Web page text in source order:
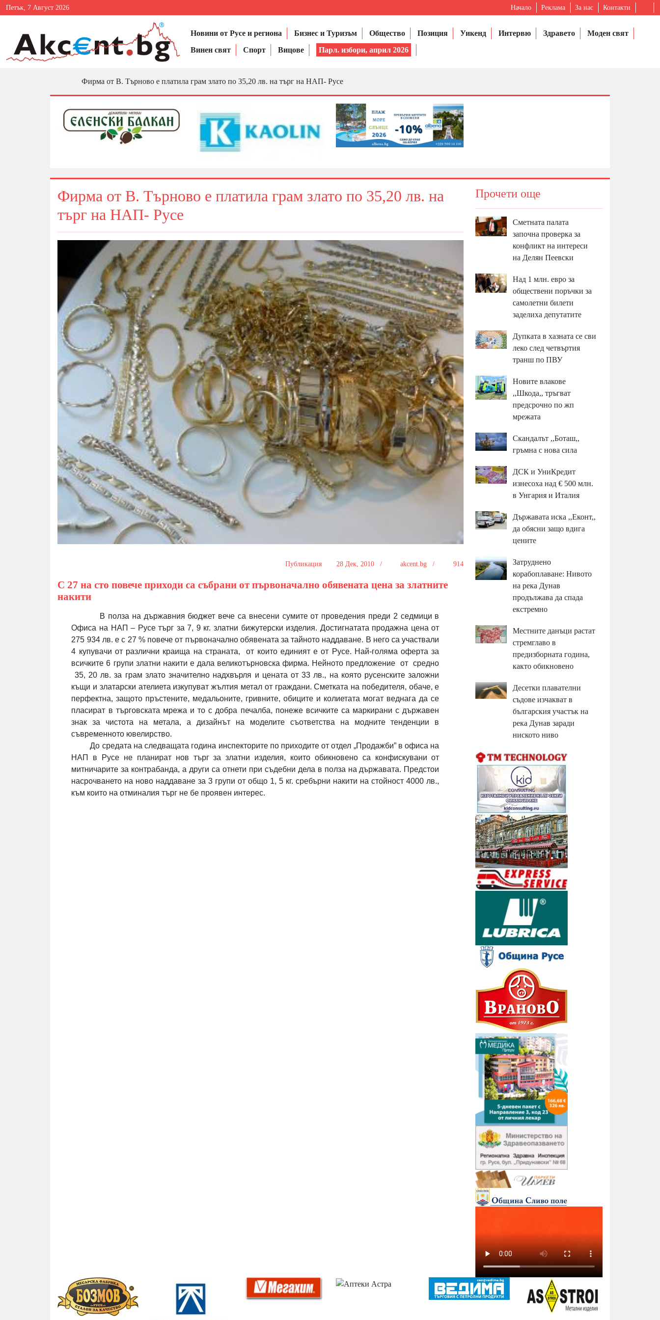
Петък, 7 Август 2026 Начало Реклама За нас Контакти
Новини от Русе и региона Бизнес и Туризъм Общество Позиция Уикенд Интервю Здравето
Моден свят
Винен свят
Спорт Вицове Парл. избори, април 2026
Фирма от В. Търново е платила грам злато по 35,20 лв. на търг на НАП- Русе
Фирма от В. Търново е платила грам злато по 35,20 лв. на
търг на НАП- Русе
Публикация 28 Дек, 2010 / akcent.bg / 914
С 27 на сто повече приходи са събрани от първоначално обявената цена за златните
накити
В полза на държавния бюджет вече са внесени сумите от проведения преди 2 седмици в
Офиса на НАП – Русе търг за 7, 9 кг. златни бижутерски изделия. Достигнатата продажна цена от
275 934 лв. е с 27 % повече от първоначално обявената за тайното наддаване. В него са участвали
4 купувачи от различни краища на страната,
от които единият е от Русе. Най-голяма оферта за
всичките 6 групи златни накити е дала великотърновска фирма. Нейното предложение
от
средно
35, 20 лв. за грам злато значително надхвърля и цената от 33 лв., на която русенските заложни
къщи и златарски ателиета изкупуват жълтия метал от граждани. Сметката на победителя, обаче, е
перфектна, защото пръстените, медальоните, гривните, обиците и колиетата могат веднага да се
пласират в търговската мрежа и то с добра печалба, понеже всичките са маркирани с държавен
знак за чистота на метала, а дизайнът на моделите съответства на модните тенденции в
съвременното ювелирство.
До средата на следващата година инспекторите по приходите от отдел „Продажби” в офиса на
НАП в Русе не планират нов търг за златни изделия, които обикновено са конфискувани от
митничарите за контрабанда, а други са отнети при съдебни дела в полза на държавата. Предстои
насрочването на ново наддаване за 3 групи от общо 1, 5 кг. сребърни накити на стойност 4000 лв.,
към които на отминалия търг не бе проявен интерес.
Прочети още
Сметната палата
започна проверка за
конфликт на интереси
на Делян Пеевски
Над 1 млн. евро за
обществени поръчки за
самолетни билети
заделиха депутатите
Дупката в хазната се сви
леко след четвъртия
транш по ПВУ
Новите влакове
,,Шкода,, тръгват
предсрочно по жп
мрежата
Скандалът ,,Боташ,,
гръмна с нова сила
ДСК и УниКредит
изнесоха над € 500 млн.
в Унгария и Италия
Държавата иска ,,Еконт,,
да обясни защо вдига
цените
Затруднено
корабоплаване: Нивото
на река Дунав
продължава да спада
екстремно
Местните данъци растат
стремглаво в
предизборната година,
както обикновено
Десетки плавателни
съдове изчакват в
българския участък на
река Дунав заради
ниското ниво